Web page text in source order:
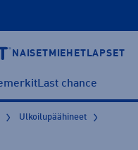
NAISET MIEHET LAPSET
Last chance
Ulkoilupäähineet